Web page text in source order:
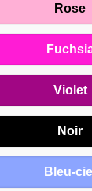
Rose
Violet
Noir
Bleu-ciel